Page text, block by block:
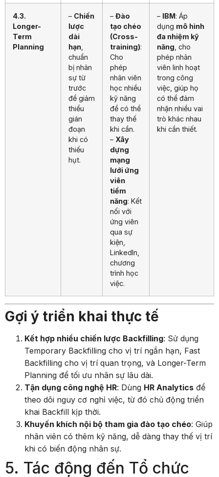
4.3.
Longer-
Term
Planning
– Chiến
lược
dài
hạn,
chuẩn
bị nhân
sự từ
trước
để giảm
thiểu
gián
đoạn
khi có
thiếu
hụt.
– Đào
tạo chéo
(Cross-
training):
Cho
phép
nhân viên
học nhiều
kỹ năng
để có thể
thay thế
khi cần.
– Xây
dựng
mạng
lưới ứng
viên
tiềm
năng: Kết
nối với
ứng viên
qua sự
kiện,
LinkedIn,
chương
trình học
việc.
– IBM : Áp
dụng mô hình
đa nhiệm kỹ
năng, cho
phép nhân
viên linh hoạt
trong công
việc, giúp họ
có thể đảm
nhận nhiều vai
trò khác nhau
khi cần thiết.
Gợi ý triển khai thực tế
Kết hợp nhiều chiến lược Backfilling: Sử dụng
Temporary Backfilling cho vị trí ngắn hạn, Fast
Backfilling cho vị trí quan trọng, và Longer-Term
Planning để tối ưu nhân sự lâu dài.
Tận dụng công nghệ HR: Dùng HR Analytics để
theo dõi nguy cơ nghỉ việc, từ đó chủ động triển
khai Backfill kịp thời.
Khuyến khích nội bộ tham gia đào tạo chéo: Giúp
nhân viên có thêm kỹ năng, dễ dàng thay thế vị trí
khi có biến động nhân sự.
5. Tác động đến Tổ chức